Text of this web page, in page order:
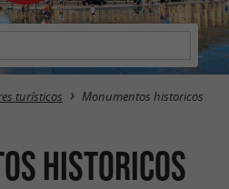
turísticos Monumentos historicos
historicos